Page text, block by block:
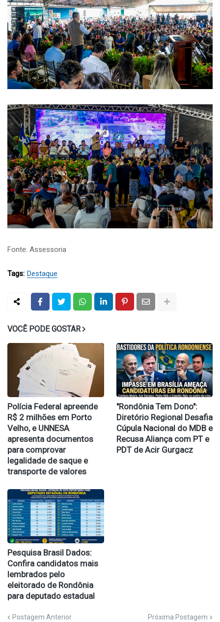
Fonte: Assessoria
Tags: Destaque
VOCÊ PODE GOSTAR
Polícia Federal apreende
R$ 2 milhões em Porto
Velho, e UNNESA
apresenta documentos
para comprovar
legalidade de saque e
transporte de valores
​"Rondônia Tem Dono":
Diretório Regional Desafia
Cúpula Nacional do MDB e
Recusa Aliança com PT e
PDT de Acir Gurgacz
Pesquisa Brasil Dados:
Confira candidatos mais
lembrados pelo
eleitorado de Rondônia
para deputado estadual
Postagem Anterior Próxima Postagem